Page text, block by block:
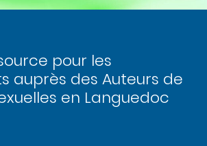
pour les
auprès des Auteurs de
en Languedoc